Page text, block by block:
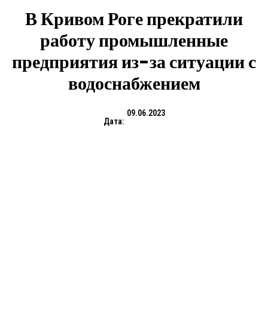
В Кривом Роге прекратили
работу промышленные
предприятия из-за ситуации с
водоснабжением
Дата:
09.06.2023